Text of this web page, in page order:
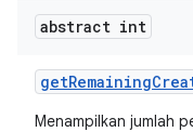
abstract int
getRemaining
Menampilkan jumlah